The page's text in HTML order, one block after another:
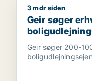
Geir søger
3 mdr siden
Geir søger
Nordsjælland
Geir søger 200-